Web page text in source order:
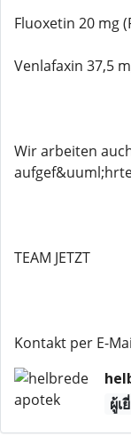
Fluoxetin 20 mg
Venlafaxin 37,5
Wir arbeiten
TEAM JETZT
Kontakt per E-
ผู้เ